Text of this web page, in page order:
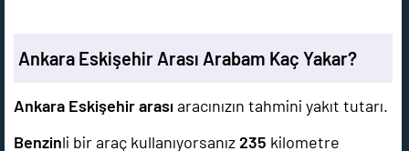
Ankara Eskişehir Arası Arabam Kaç Yakar?
Ankara Eskişehir arasıaracınızın tahmini yakıt tutarı.
Benzinli bir araç kullanıyorsanız235 kilometre